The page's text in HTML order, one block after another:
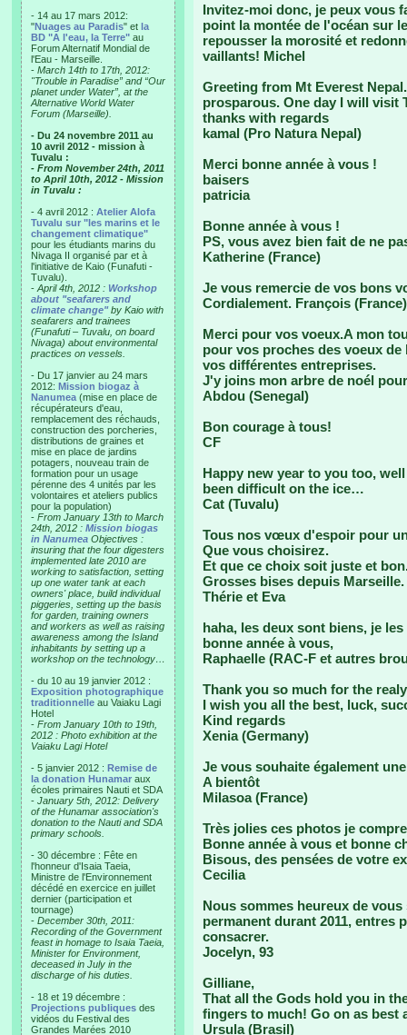
- 14 au 17 mars 2012:
"Nuages au Paradis" et la
BD "A l'eau, la Terre" au
Forum Alternatif Mondial de
l'Eau - Marseille.
- March 14th to 17th, 2012:
"Trouble in Paradise” and “Our
planet under Water”, at the
Alternative World Water
Forum (Marseille).
- Du 24 novembre 2011 au
10 avril 2012 - mission à
Tuvalu :
- From November 24th, 2011
to April 10th, 2012 - Mission
in Tuvalu :
- 4 avril 2012 : Atelier Alofa
Tuvalu sur "les marins et le
changement climatique"
pour les étudiants marins du
Nivaga II organisé par et à
l'initiative de Kaio (Funafuti -
Tuvalu).
- April 4th, 2012 : Workshop
about "seafarers and
climate change"by Kaio with
seafarers and trainees
(Funafuti – Tuvalu, on board
Nivaga) about environmental
practices on vessels.
- Du 17 janvier au 24 mars
2012: Mission biogaz à
Nanumea (mise en place de
récupérateurs d'eau,
remplacement des réchauds,
construction des porcheries,
distributions de graines et
mise en place de jardins
potagers, nouveau train de
formation pour un usage
pérenne des 4 unités par les
volontaires et ateliers publics
pour la population)
- From January 13th to March
24th, 2012 : Mission biogas
in Nanumea Objectives :
insuring that the four digesters
implemented late 2010 are
working to satisfaction, setting
up one water tank at each
owners' place, build individual
piggeries, setting up the basis
for garden, training owners
and workers as well as raising
awareness among the Island
inhabitants by setting up a
workshop on the technology…
- du 10 au 19 janvier 2012 :
Exposition photographique
traditionnelle au Vaiaku Lagi
Hotel
- From January 10th to 19th,
2012 : Photo exhibition at the
Vaiaku Lagi Hotel
- 5 janvier 2012 : Remise de
la donation Hunamar aux
écoles primaires Nauti et SDA
- January 5th, 2012: Delivery
of the Hunamar association's
donation to the Nauti and SDA
primary schools.
- 30 décembre : Fête en
l'honneur d'Isaia Taeia,
Ministre de l'Environnement
décédé en exercice en juillet
dernier (participation et
tournage)
- December 30th, 2011:
Recording of the Government
feast in homage to Isaia Taeia,
Minister for Environment,
deceased in July in the
discharge of his duties.
- 18 et 19 décembre :
Projections publiques des
vidéos du Festival des
Grandes Marées 2010
Invitez-moi donc, je peux vous
point la montée de l'océan sur
repousser la morosité et
vaillants! Michel
Greeting from Mt Everest
prosparous. One day I will visit
thanks with regards
kamal (Pro Natura Nepal)
Merci bonne année à vous !
baisers
patricia
Bonne année à vous !
PS, vous avez bien fait de ne
Katherine (France)
Je vous remercie de vos bons
Cordialement. François (France)
Merci pour vos voeux.A mon
pour vos proches des voeux
vos différentes entreprises.
J'y joins mon arbre de noél
Abdou (Senegal)
Bon courage à tous!
CF
Happy new year to you too,
been difficult on the ice…
Cat (Tuvalu)
Tous nos vœux d'espoir pour
Que vous choisirez.
Et que ce choix soit juste et
Grosses bises depuis Marseille.
Thérie et Eva
haha, les deux sont biens, je
bonne année à vous,
Raphaelle (RAC-F et autres
Thank you so much for the
I wish you all the best, luck,
Kind regards
Xenia (Germany)
Je vous souhaite également
A bientôt
Milasoa (France)
Très jolies ces photos je
Bonne année à vous et bonne
Bisous, des pensées de votre
Cecilia
Nous sommes heureux de
permanent durant 2011, entres
consacrer.
Jocelyn, 93
Gilliane,
That all the Gods hold you in
fingers to much! Go on as best
Ursula (Brasil)